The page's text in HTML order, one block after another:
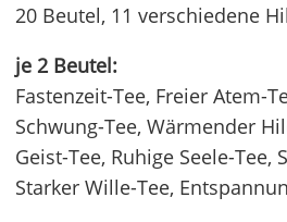
20 Beutel, 11 verschiedene
je 2 Beutel:
Fastenzeit-Tee, Freier Atem-
Schwung-Tee, Wärmender
Geist-Tee, Ruhige Seele-Tee,
Starker Wille-Tee,